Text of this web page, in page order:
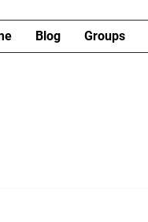
Blog Groups